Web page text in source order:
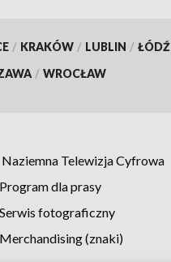
/ KRAKÓW / LUBLIN / ŁÓDŹ
/ WROCŁAW
Naziemna Telewizja Cyfrowa
Program dla prasy
Serwis fotograficzny
Merchandising (znaki)